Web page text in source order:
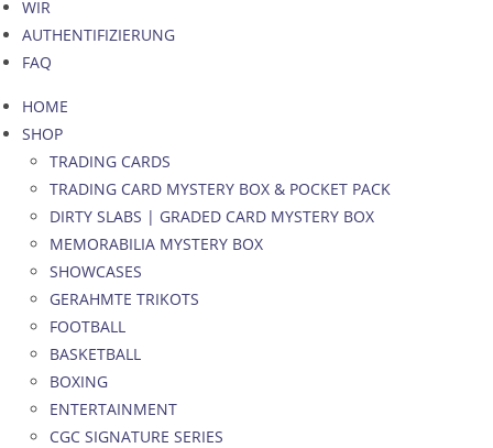
WIR
AUTHENTIFIZIERUNG
FAQ
HOME
SHOP
TRADING CARDS
TRADING CARD MYSTERY BOX & POCKET PACK
DIRTY SLABS | GRADED CARD MYSTERY BOX
MEMORABILIA MYSTERY BOX
SHOWCASES
GERAHMTE TRIKOTS
FOOTBALL
BASKETBALL
BOXING
ENTERTAINMENT
CGC SIGNATURE SERIES